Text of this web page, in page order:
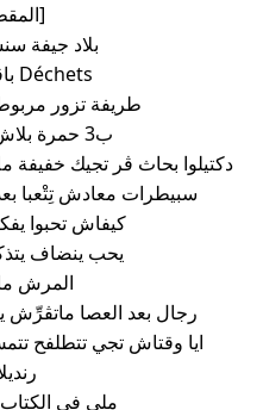
بلاد جيفة
Déchets باقايا حشية قضايا
طريفة تزور
ب3 حمرة بلاش دروا منغير صيفة
دكتيلوا بحاث ڨر تجيك خفيفة
سبيطرات معادش تِتْعبا
كيفاش تحبوا
يحب ينضاف
المرش
رجال بعد العصا
ايا وقتاش تجي تتطلفح
ملي في